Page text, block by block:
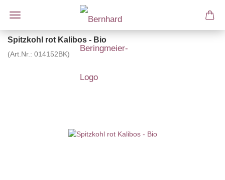
Spitzkohl rot Kalibos - Bio
(Art.Nr.: 014152BK)